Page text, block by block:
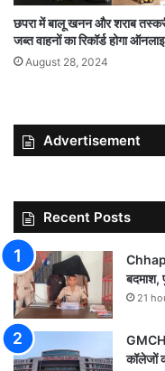
छपरा में बालू खनन और शराब
जब्त वाहनों का रिकॉर्ड होगा
August 28, 2024
Advertisement
Recent Posts
बदमाश,
21
कॉलेजों